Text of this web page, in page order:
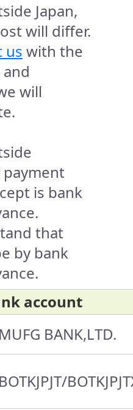
Japan,
will differ.
us with the
will
payment
is bank
that
by bank
account
MUFG BANK,LTD.
BOTKJPJT/